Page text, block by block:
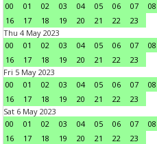
00
01 02 03 04 05 06 07 08
16
17 18 19 20 21 22
23
Thu 4 May 2023
00
01 02 03 04 05 06 07 08
16
17 18 19 20 21 22
23
Fri 5 May 2023
00
01 02 03 04 05 06 07 08
16
17 18 19 20 21 22
23
Sat 6 May 2023
00
01 02 03 04 05 06 07 08
16
17 18 19 20 21 22
23